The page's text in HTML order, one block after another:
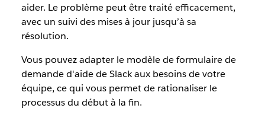
aider. Le problème peut être traité efficacement,
avec un suivi des mises à jour jusqu’à sa
résolution.
Vous pouvez adapter le modèle de formulaire de
demande d'aide de Slack aux besoins de votre
équipe, ce qui vous permet de rationaliser le
processus du début à la fin.